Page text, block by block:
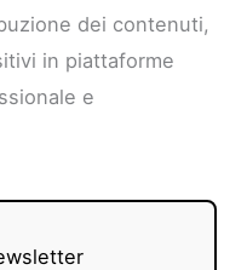
dei contenuti,
in piattaforme
e